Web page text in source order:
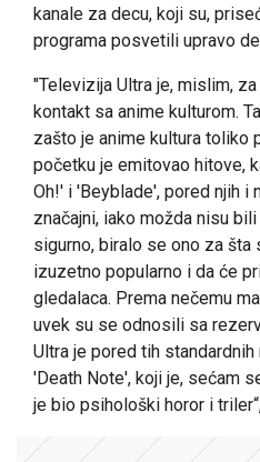
kanale za decu, koji su,
programa posvetili upravo
"Televizija Ultra je, mislim,
kontakt sa anime kulturom.
zašto je anime kultura toliko
početku je emitovao hitove,
Oh!' i 'Beyblade', pored njih i
značajni, iako možda nisu
sigurno, biralo se ono za šta
izuzetno popularno i da će
gledalaca. Prema nečemu
uvek su se odnosili sa
Ultra je pored tih
'Death Note', koji je, sećam
je bio psihološki horor i